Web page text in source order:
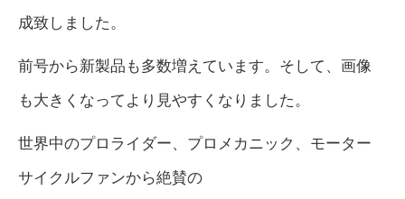
成致しました。
前号から新製品も多数増えています。そして、画像
も大きくなってより見やすくなりました。
世界中のプロライダー、プロメカニック、モーター
サイクルファンから絶賛の